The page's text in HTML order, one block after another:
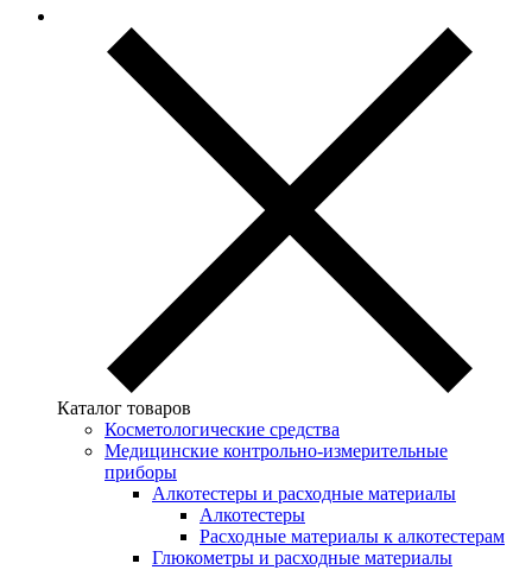
Каталог товаров
Косметологические средства
Медицинские контрольно-измерительные
приборы
Алкотестеры и расходные материалы
Алкотестеры
Расходные материалы к алкотестерам
Глюкометры и расходные материалы